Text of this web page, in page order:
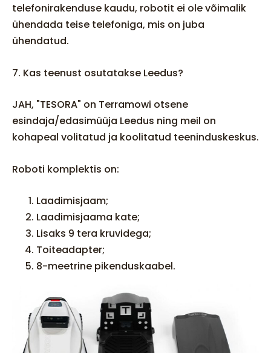
telefonirakenduse kaudu, robotit ei ole võimalik
ühendada teise telefoniga, mis on juba
ühendatud.
7. Kas teenust osutatakse Leedus?
JAH, "TESORA" on Terramowi otsene
esindaja/edasimüüja Leedus ning meil on
kohapeal volitatud ja koolitatud teeninduskeskus.
Roboti komplektis on:
Laadimisjaam;
Laadimisjaama kate;
Lisaks 9 tera kruvidega;
Toiteadapter;
8-meetrine pikenduskaabel.